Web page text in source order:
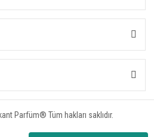
Parfüm® Tüm hakları saklıdır.